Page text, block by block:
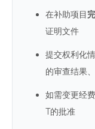
在补助项目
证明文件
提交权利化
的审查结果
如需变更经
T的批准